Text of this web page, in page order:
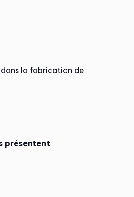
la fabrication de
présentent